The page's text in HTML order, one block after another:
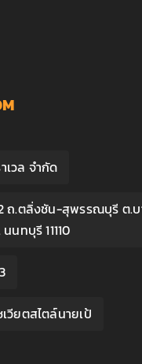
เวล จำกัด
ถ.ตลิ่งชัน-สุพรรณบุรี ต.
นทบุรี 11110
วียตสไตล์นายเป้